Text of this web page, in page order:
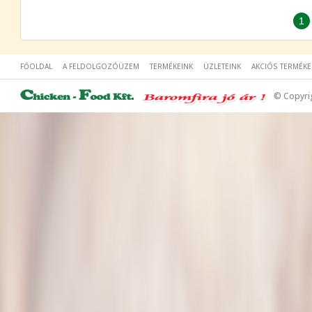
1
FŐOLDAL A FELDOLGOZÓÜZEM TERMÉKEINK ÜZLETEINK AKCIÓS
©